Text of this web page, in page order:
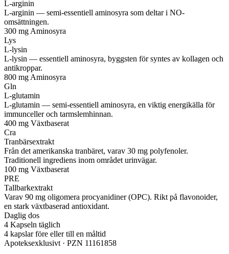
L-arginin
L-arginin — semi-essentiell aminosyra som deltar i NO-
omsättningen.
300 mg Aminosyra
Lys
L-lysin
L-lysin — essentiell aminosyra, byggsten för syntes av kollagen och
antikroppar.
800 mg Aminosyra
Gln
L-glutamin
L-glutamin — semi-essentiell aminosyra, en viktig energikälla för
immunceller och tarmslemhinnan.
400 mg Växtbaserat
Cra
Tranbärsextrakt
Från det amerikanska tranbäret, varav 30 mg polyfenoler.
Traditionell ingrediens inom området urinvägar.
100 mg Växtbaserat
PRE
Tallbarkextrakt
Varav 90 mg oligomera procyanidiner (OPC). Rikt på flavonoider,
en stark växtbaserad antioxidant.
Daglig dos
4 Kapseln täglich
4 kapslar före eller till en måltid
Apoteksexklusivt · PZN 11161858